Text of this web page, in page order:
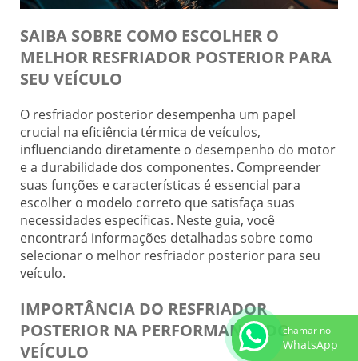
SAIBA SOBRE COMO ESCOLHER O
MELHOR RESFRIADOR POSTERIOR PARA
SEU VEÍCULO
O resfriador posterior desempenha um papel
crucial na eficiência térmica de veículos,
influenciando diretamente o desempenho do motor
e a durabilidade dos componentes. Compreender
suas funções e características é essencial para
escolher o modelo correto que satisfaça suas
necessidades específicas. Neste guia, você
encontrará informações detalhadas sobre como
selecionar o melhor resfriador posterior para seu
veículo.
IMPORTÂNCIA DO RESFRIADOR
POSTERIOR NA PERFORMANCE DO
VEÍCULO
chamar no
WhatsApp